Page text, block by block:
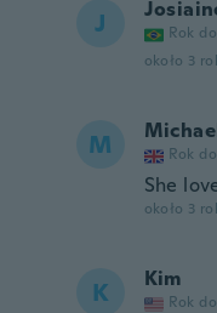
J Rok
około 3
M Rok
She
około 3
K Kim
Rok